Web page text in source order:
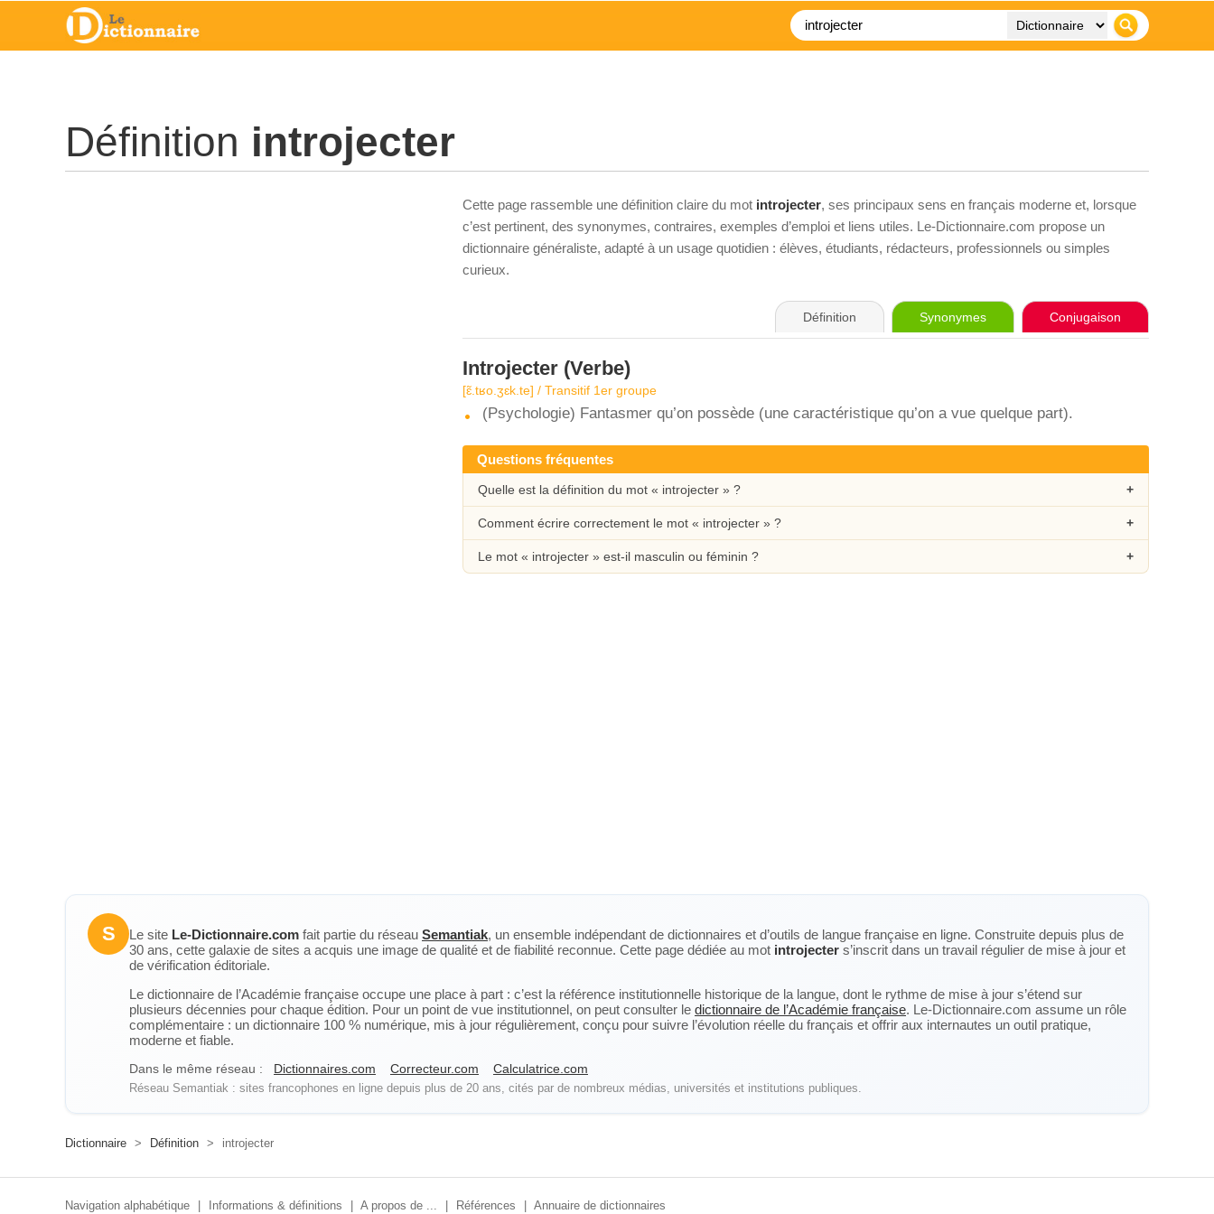
Définition introjecter
Cette page rassemble une définition claire du mot introjecter, ses principaux sens en français moderne et, lorsque
c’est pertinent, des synonymes, contraires, exemples d’emploi et liens utiles. Le-Dictionnaire.com propose un
dictionnaire généraliste, adapté à un usage quotidien : élèves, étudiants, rédacteurs, professionnels ou simples
curieux.
Définition Synonymes Conjugaison
Introjecter (Verbe)
[ɛ̃.tʁo.ʒɛk.te] / Transitif 1er groupe
(Psychologie) Fantasmer qu’on possède (une caractéristique qu’on a vue quelque part).
Questions fréquentes
Quelle est la définition du mot « introjecter » ?
Comment écrire correctement le mot « introjecter » ?
Le mot « introjecter » est-il masculin ou féminin ?
S Le site Le-Dictionnaire.com fait partie du réseau Semantiak, un ensemble indépendant de dictionnaires et d’outils de langue française en ligne. Construite depuis plus de
30 ans, cette galaxie de sites a acquis une image de qualité et de fiabilité reconnue. Cette page dédiée au mot introjecter s’inscrit dans un travail régulier de mise à jour et
de vérification éditoriale.
Le dictionnaire de l’Académie française occupe une place à part : c’est la référence institutionnelle historique de la langue, dont le rythme de mise à jour s’étend sur
plusieurs décennies pour chaque édition. Pour un point de vue institutionnel, on peut consulter le dictionnaire de l’Académie française. Le-Dictionnaire.com assume un rôle
complémentaire : un dictionnaire 100 % numérique, mis à jour régulièrement, conçu pour suivre l’évolution réelle du français et offrir aux internautes un outil pratique,
moderne et fiable.
Dans le même réseau : Dictionnaires.com Correcteur.com Calculatrice.com
Réseau Semantiak : sites francophones en ligne depuis plus de 20 ans, cités par de nombreux médias, universités et institutions publiques.
Dictionnaire > Définition > introjecter
Navigation alphabétique Informations & définitions A propos de ... Références Annuaire de dictionnaires